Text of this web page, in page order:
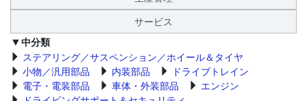
サービス
中分類
ステアリング／サスペンション／ホイール＆タイヤ
小物／汎用部品
内装部品
ドライブトレイン
電子・電装部品
車体・外装部品
エンジン